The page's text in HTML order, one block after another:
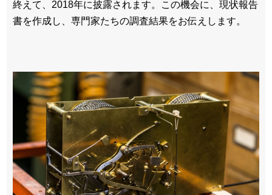
終えて、2018年に披露されます。この機会に、現状報告
書を作成し、専門家たちの調査結果をお伝えします。